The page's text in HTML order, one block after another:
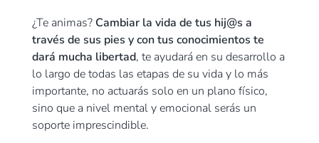
¿Te animas? Cambiar la vida de tus hij@s a
través de sus pies y con tus conocimientos te
dará mucha libertad, te ayudará en su desarrollo a
lo largo de todas las etapas de su vida y lo más
importante, no actuarás solo en un plano físico,
sino que a nivel mental y emocional serás un
soporte imprescindible.